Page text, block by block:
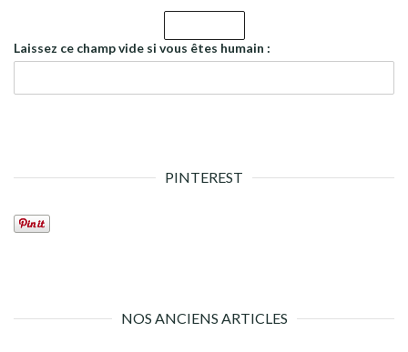
Laissez ce champ vide si vous êtes humain :
PINTEREST
NOS ANCIENS ARTICLES